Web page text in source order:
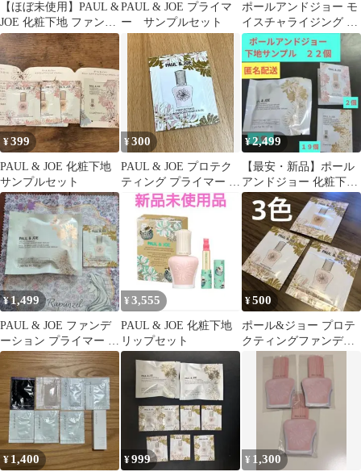
【ほぼ未使用】PAUL &
JOE 化粧下地 ファンデ
ーション ラトゥーエク
ラ
PAUL & JOE プライマ
ー サンプルセット
ポールアンドジョー モ
イスチャライジング フ
ァンデーション プライ
マー その他
¥399
PAUL & JOE 化粧下地
サンプルセット
¥300
PAUL & JOE プロテク
ティング プライマー 00
サンプル 日焼け止め
¥2,499
【最安・新品】ポール
アンドジョー 化粧下地
サンプル ２２個 デパ
コス ファンデ
¥1,499
PAUL & JOE ファンデ
ーション プライマー サ
ンプルセット
¥ 3,555
PAUL & JOE 化粧下地
リップセット
¥500
ポール&ジョー プロテ
クティングファンデー
ションプライマー N 00
¥ 1,400 ¥999 ¥ 1,300